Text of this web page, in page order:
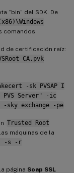
“bin” del SDK. De
comandos.
de certificación raíz:
CA.pvk
-sk PVSAP I
PVS Server" -ic
-sky exchange -pe
Trusted Root
máquinas de la
-s -r
página Soap SSL